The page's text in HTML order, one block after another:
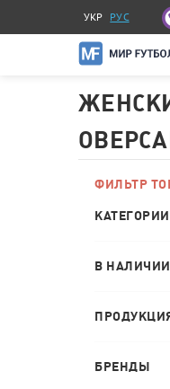
УКР РУС
ФИЛЬТР
КАТЕГОРИИ
В НАЛИЧИИ
БРЕНДЫ